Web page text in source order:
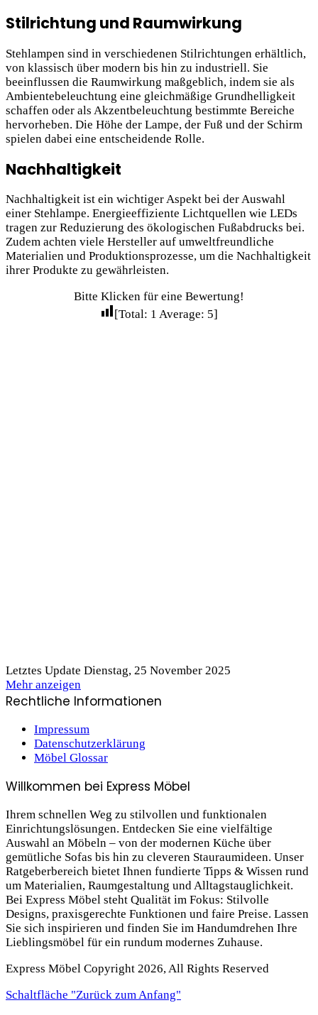
Stilrichtung und Raumwirkung
Stehlampen sind in verschiedenen Stilrichtungen erhältlich,
von klassisch über modern bis hin zu industriell. Sie
beeinflussen die Raumwirkung maßgeblich, indem sie als
Ambientebeleuchtung eine gleichmäßige Grundhelligkeit
schaffen oder als Akzentbeleuchtung bestimmte Bereiche
hervorheben. Die Höhe der Lampe, der Fuß und der Schirm
spielen dabei eine entscheidende Rolle.
Nachhaltigkeit
Nachhaltigkeit ist ein wichtiger Aspekt bei der Auswahl
einer Stehlampe. Energieeffiziente Lichtquellen wie LEDs
tragen zur Reduzierung des ökologischen Fußabdrucks bei.
Zudem achten viele Hersteller auf umweltfreundliche
Materialien und Produktionsprozesse, um die Nachhaltigkeit
ihrer Produkte zu gewährleisten.
Bitte Klicken für eine Bewertung!
[Total: 1 Average: 5]
Letztes Update Dienstag, 25 November 2025
Mehr anzeigen
Rechtliche Informationen
Impressum
Datenschutzerklärung
Möbel Glossar
Willkommen bei Express Möbel
Ihrem schnellen Weg zu stilvollen und funktionalen
Einrichtungslösungen. Entdecken Sie eine vielfältige
Auswahl an Möbeln – von der modernen Küche über
gemütliche Sofas bis hin zu cleveren Stauraum­ideen. Unser
Ratgeberbereich bietet Ihnen fundierte Tipps & Wissen rund
um Materialien, Raumgestaltung und Alltagstauglichkeit.
Bei Express Möbel steht Qualität im Fokus: Stilvolle
Designs, praxis­gerechte Funktionen und faire Preise. Lassen
Sie sich inspirieren und finden Sie im Handumdrehen Ihre
Lieblings­möbel für ein rundum modernes Zuhause.
Express Möbel Copyright 2026, All Rights Reserved
Schaltfläche "Zurück zum Anfang"